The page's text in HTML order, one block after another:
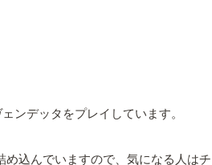
ンデッタをプレイしています。
込んでいますので、気になる人は